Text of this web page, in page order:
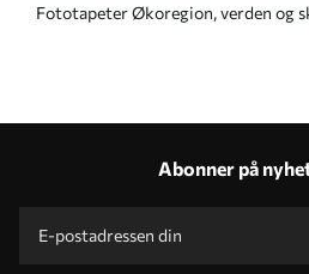
Fototapeter Økoregion, verden og
Abonner på